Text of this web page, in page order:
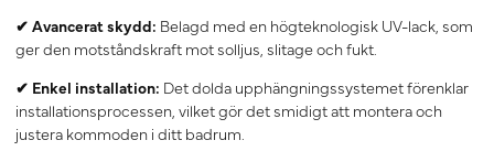
✔ Avancerat skydd: Belagd med en högteknologisk UV-lack, som
ger den motståndskraft mot solljus, slitage och fukt.
✔ Enkel installation: Det dolda upphängningssystemet förenklar
installationsprocessen, vilket gör det smidigt att montera och
justera kommoden i ditt badrum.